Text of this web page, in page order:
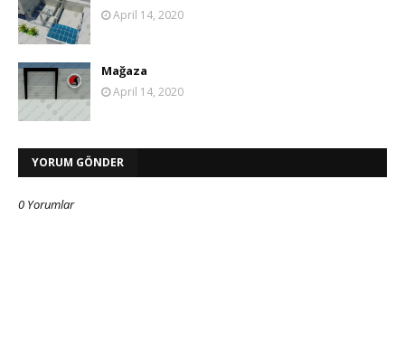
April 14, 2020
Mağaza
April 14, 2020
YORUM GÖNDER
0 Yorumlar